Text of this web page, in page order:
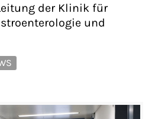
der Klinik für
und